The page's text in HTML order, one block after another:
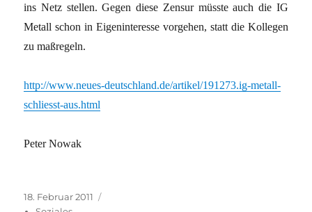
ins Netz stellen. Gegen diese Zensur müsste auch die IG
Metall schon in Eigeninteresse vorgehen, statt die Kollegen
zu maßregeln.
http://www.neues-deutschland.de/artikel/191273.ig-metall-
schliesst-aus.html
Peter Nowak
Veröffentlicht
18. Februar 2011